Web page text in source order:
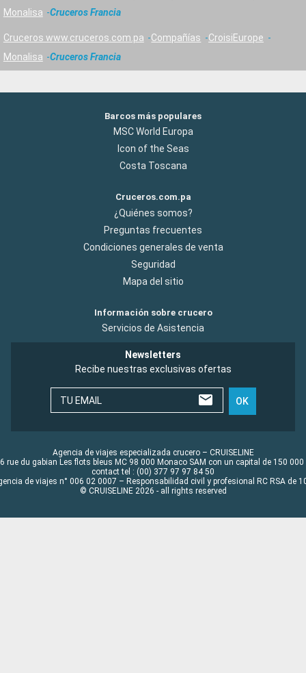
Monalisa
Cruceros Francia
Cruceros www.cruceros.com.pa Compañías
CroisiEurope
Monalisa
Cruceros Francia
Barcos más populares
MSC World Europa
Icon of the Seas
Costa Toscana
Cruceros.com.pa
¿Quiénes somos?
Preguntas frecuentes
Condiciones generales de venta
Seguridad
Mapa del sitio
Información sobre crucero
Servicios de Asistencia
Newsletters
Recibe nuestras exclusivas ofertas
TU EMAIL OK
Agencia de viajes especializada crucero – CRUISELINE
rue du gabian Les flots bleus MC 98 000 Monaco SAM con un capital de 150 000
contact tel : (00) 377 97 97 84 50
de viajes n° 006 02 0007 – Responsabilidad civil y profesional RC RSA de
© CRUISELINE 2026 - all rights reserved